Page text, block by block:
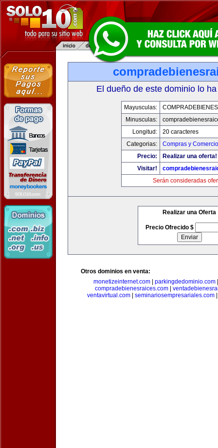
El dueño de este dominio lo
Mayusculas:
Minusculas:
Longitud:
20 caracteres
Categorias:
Compras y
Precio:
Realizar una oferta!
Visitar!
Serán consideradas
Realizar una Oferta
Precio Ofrecido $
Otros dominios en venta:
monetizeinternet.com| parkingdedominio.com
compradebienesraices.com
ventavirtual.com
seminariosempresariales.com